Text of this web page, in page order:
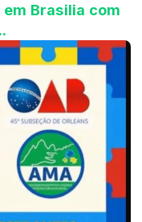
Brasilia com